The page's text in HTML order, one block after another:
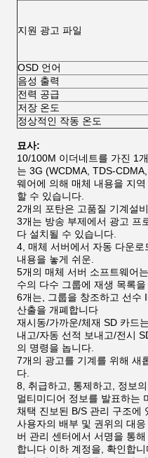
지원 광고 파일
OSD 언어
음성 출력
전력 공급
저장 온도
정상적인 작동 온도
묘사:
10/100M 이더네트를 가진 1
는 3G (WCDMA, TDS-
웨어에 의해 매체 내용을 지
할 수 있습니다.
2개의 포탄은 고품질 기계설
3개는 방송 부제에서 광고 프
다 설치될 수 있습니다.
4, 매체 서버에서 자동 다운
내용을 놓게 쉬운.
5개의 매체 서버 소프트웨어
수의 다수 그룹에 재생 목록
6개는, 그룹을 창조하고 선수
산출을 개폐합니다
재시동/가까운/체재 SD 카드
내고/자동 선적 보내고/전시
의 명령을 놉니다.
7개의 광고를 기계를 위해 새
다.
8, 취급하고, 통제하고, 정보
멀티미디어 정보를 발표하는
채택 진보된 B/S 관리 구조에
사용자의 배부 및 권위의 대
버 관리 센터에서 서명을 통
합니다 이하 계정을, 확인합